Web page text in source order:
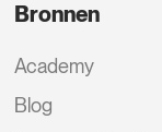
Bronnen
Academy
Blog